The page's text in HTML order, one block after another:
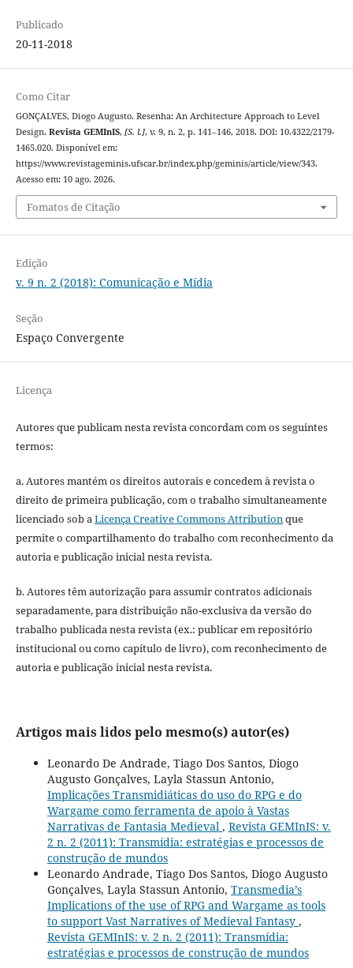
Publicado
20-11-2018
Como Citar
GONÇALVES, Diogo Augusto. Resenha: An Architecture Approach to Level
Design. Revista GEMInIS, [S. l.], v. 9, n. 2, p. 141–146, 2018. DOI: 10.4322/2179-
1465.020. Disponível em:
https://www.revistageminis.ufscar.br/index.php/geminis/article/view/343.
Acesso em: 10 ago. 2026.
Fomatos de Citação
Edição
v. 9 n. 2 (2018): Comunicação e Mídia
Seção
Espaço Convergente
Licença
Autores que publicam nesta revista concordam com os seguintes
termos:
a. Autores mantém os direitos autorais e concedem à revista o
direito de primeira publicação, com o trabalho simultaneamente
licenciado sob aLicença Creative Commons Attributionque
permite o compartilhamento do trabalho com reconhecimento da
autoria e publicação inicial nesta revista.
b. Autores têm autorização para assumir contratos adicionais
separadamente, para distribuição não-exclusiva da versão do
trabalho publicada nesta revista (ex.: publicar em repositório
institucional ou como capítulo de livro), com reconhecimento de
autoria e publicação inicial nesta revista.
Artigos mais lidos pelo mesmo(s) autor(es)
Leonardo De Andrade, Tiago Dos Santos, Diogo
Augusto Gonçalves, Layla Stassun Antonio,
Implicações Transmidiáticas do uso do RPG e do
Wargame como ferramenta de apoio à Vastas
Narrativas de Fantasia Medieval , Revista GEMInIS: v.
2 n. 2 (2011): Transmídia: estratégias e processos de
construção de mundos
Leonardo Andrade, Tiago Dos Santos, Diogo Augusto
Gonçalves, Layla Stassun Antonio, Transmedia’s
Implications of the use of RPG and Wargame as tools
to support Vast Narratives of Medieval Fantasy ,
Revista GEMInIS: v. 2 n. 2 (2011): Transmídia:
estratégias e processos de construção de mundos